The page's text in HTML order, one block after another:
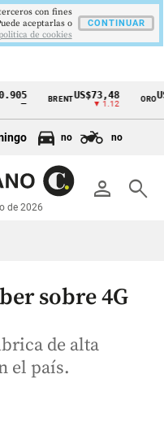
BRENTUS$73,48
▼ 1.12
ORO
no no
person search
de 2026
sobre 4G
de alta
el país.
con fines
aceptarlas o
de cookies
CONTINUAR